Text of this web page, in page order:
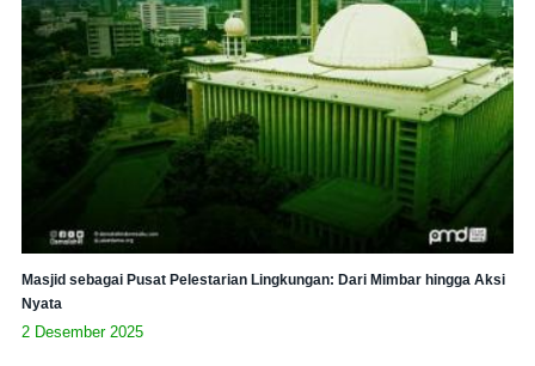
Masjid sebagai Pusat Pelestarian Lingkungan: Dari Mimbar hingga Aksi
Nyata
2 Desember 2025